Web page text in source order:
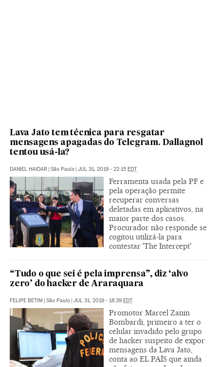
Lava Jato tem técnica para resgatar
mensagens apagadas do Telegram. Dallagnol
tentou usá-la?
DANIEL HAIDAR | São Paulo | JUL 31, 2019 - 22:15 EDT
Ferramenta usada pela PF e
pela operação permite
recuperar conversas
deletadas em aplicativos, na
maior parte dos casos.
Procurador não responde se
cogitou utilizá-la para
contestar 'The Intercept'
“Tudo o que sei é pela imprensa”, diz ‘alvo
zero’ do hacker de Araraquara
FELIPE BETIM | São Paulo | JUL 31, 2019 - 18:39 EDT
Promotor Marcel Zanin
Bombardi, primeiro a ter o
celular invadido pelo grupo
de hacker suspeito de expor
mensagens da Lava Jato,
conta ao EL PAÍS que ainda